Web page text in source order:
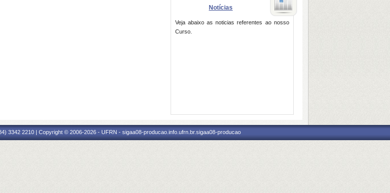
Notícias
Veja abaixo as noticias referentes ao nosso
Curso.
3342 2210 | Copyright © 2006-2026 - UFRN - sigaa08-producao.info.ufrn.br.sigaa08-producao